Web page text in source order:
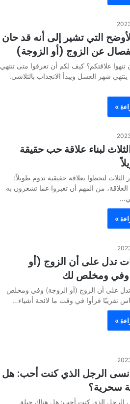
التي تشير إلى أنه قد حان
عن الزوج (أو الزوجة)
علاقتكم؟ كيف لكم أن تعرفوا متى تنتهي
ينتهي شهر العسل ويبدأ الانجذاب بالتلاشي.
»
لبناء علاقة حب حقيقة
الثلاث لتحظوا بعلاقة حقيقية تدوم طويلاً:
من المهم أن تعبروا عما تشعرون به
»
تدل على أن الزوج (أو
وفي ومخلص لك
تدل على أن الزوج (أو الزوجة) وفي ومخلص
تقريبًا قرأوا في وقت ما لائحة أشياء…
»
الرجل الذي كنت أحب: هل
سحرية؟
الرجل الذي كنت أحب: هل هناك حيلة